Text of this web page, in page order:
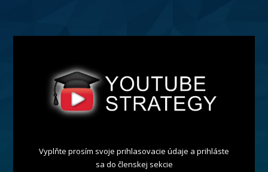
Vyplňte prosím svoje prihlasovacie údaje a prihláste
sa do členskej sekcie